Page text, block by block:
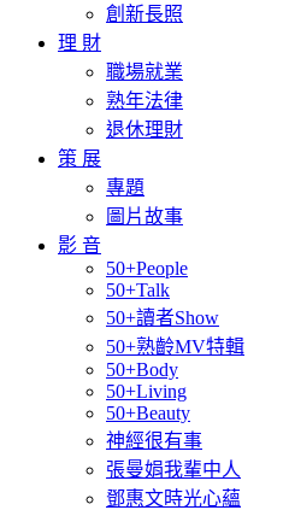
創新長照
理 財
職場就業
熟年法律
退休理財
策 展
專題
圖片故事
影 音
50+People
50+Talk
50+讀者Show
50+熟齡MV特輯
50+Body
50+Living
50+Beauty
神經很有事
張曼娟我輩中人
鄧惠文時光心蘊